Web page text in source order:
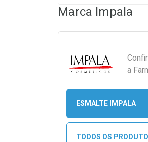
Marca Impala
a
ESMALTE IMPALA
TODOS OS